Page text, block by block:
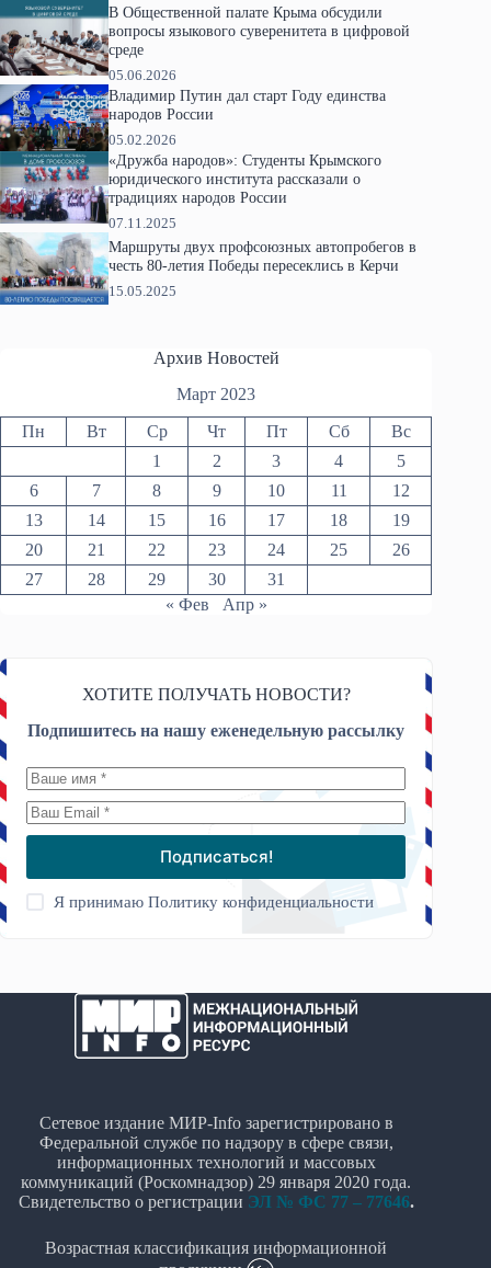
В Общественной палате Крыма обсудили
вопросы языкового суверенитета в цифровой
среде
05.06.2026
Владимир Путин дал старт Году единства
народов России
05.02.2026
«Дружба народов»: Студенты Крымского
юридического института рассказали о
традициях народов России
07.11.2025
Маршруты двух профсоюзных автопробегов в
честь 80-летия Победы пересеклись в Керчи
15.05.2025
Архив Новостей
Март 2023
Пн Вт Ср Чт Пт Сб
Вс
1
2 3 4
5
6
7 8 9 10 11
12
13
14 15 16 17 18
19
20
21 22 23 24 25
26
27
28 29 30
31
« Фев
Апр »
ХОТИТЕ ПОЛУЧАТЬ НОВОСТИ?
Подпишитесь на нашу еженедельную рассылку
Подписаться!
Я принимаюПолитику конфиденциальности
Сетевое издание МИР-Info зарегистрировано в
Федеральной службе по надзору в сфере связи,
информационных технологий и массовых
коммуникаций (Роскомнадзор) 29 января 2020 года.
Свидетельство о регистрации ЭЛ № ФС 77 – 77646.
Возрастная классификация информационной